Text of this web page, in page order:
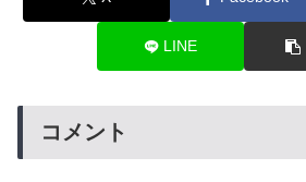
LINE
コメント